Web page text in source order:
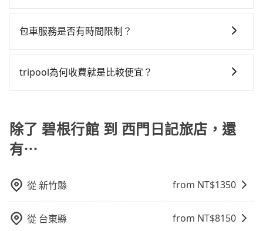
果你僅有兩位乘車，也可參考tripool的拼車共乘服務，
據情況收取微搬家費用，費用在300至500元之間。
同行，卻無自備或加購兒童座椅。提醒您，為了保護孩
避免影響行車安全，請您務將寵物置入提籠或提袋內。
booking@tripool.app聯繫我們，我們的專人將協助回
包車服務是否有時間限制？
程安排。
tripool為何收費就是比較便宜？
因為司機素質比較差、車上會有煙味、或者車齡過大，
但事實恰恰相反。tripool不僅有嚴密的篩選機制，定期
淘汰顧客評分較低的司機，且車輛均要求5年內新車，司
配戴口罩。tripool之所以能將價格壓在市價7~8折的主
因來自於自行研發的AI車輛調度演算法，能有效降低空
車率，也就是提高俗稱「回頭車」的比例。這不僅體現
在成本的控制，更是在傳統旺季（年假、端午、中秋、
除了 碧根行館 到 西門日記旅店，還
有⋯
從新竹縣 from NT$1350
從 台東縣 from NT$8150